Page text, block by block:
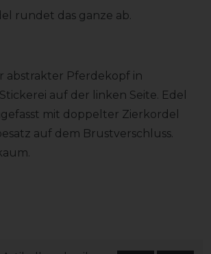
rundet das ganze ab.
abstrakter Pferdekopf in
auf der linken Seite. Edel
mit doppelter Zierkordel
auf dem Brustverschluss.